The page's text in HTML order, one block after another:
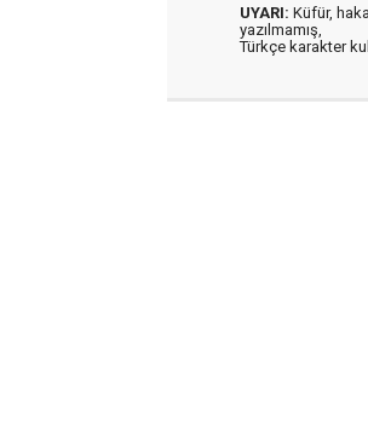
UYARI: Küfür,
yazılmamış,
Türkçe karakter